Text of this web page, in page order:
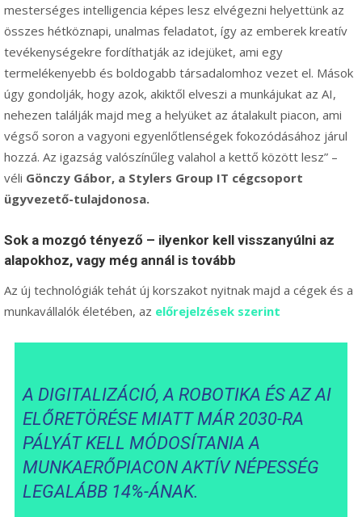
mesterséges intelligencia képes lesz elvégezni helyettünk az
összes hétköznapi, unalmas feladatot, így az emberek kreatív
tevékenységekre fordíthatják az idejüket, ami egy
termelékenyebb és boldogabb társadalomhoz vezet el. Mások
úgy gondolják, hogy azok, akiktől elveszi a munkájukat az AI,
nehezen találják majd meg a helyüket az átalakult piacon, ami
végső soron a vagyoni egyenlőtlenségek fokozódásához járul
hozzá. Az igazság valószínűleg valahol a kettő között lesz” –
véli Gönczy Gábor, a Stylers Group IT cégcsoport
ügyvezető-tulajdonosa.
Sok a mozgó tényező – ilyenkor kell visszanyúlni az
alapokhoz, vagy még annál is tovább
Az új technológiák tehát új korszakot nyitnak majd a cégek és a
munkavállalók életében, az előrejelzések szerint
A DIGITALIZÁCIÓ, A ROBOTIKA ÉS AZ AI
ELŐRETÖRÉSE MIATT MÁR 2030-RA
PÁLYÁT KELL MÓDOSÍTANIA A
MUNKAERŐPIACON AKTÍV NÉPESSÉG
LEGALÁBB 14%-ÁNAK.